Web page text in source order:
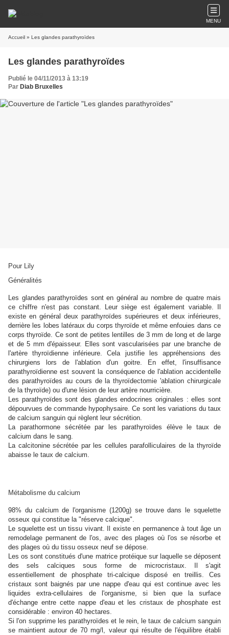
MENU
Accueil » Les glandes parathyroïdes
Les glandes parathyroïdes
Publié le 04/11/2013 à 13:19
Par Diab Bruxelles
Pour Lily
Généralités
Les glandes parathyroïdes sont en général au nombre de quatre mais
ce chiffre n'est pas constant. Leur siège est également variable. Il
existe en général deux parathyroïdes supérieures et deux inférieures,
derrière les lobes latéraux du corps thyroïde et même enfouies dans ce
corps thyroïde. Ce sont de petites lentilles de 3 mm de long et de large
et de 5 mm d'épaisseur. Elles sont vascularisées par une branche de
l'artère thyroïdienne inférieure. Cela justifie les appréhensions des
chirurgiens lors de l'ablation d'un goitre. En effet, l'insuffisance
parathyroïdienne est souvent la conséquence de l'ablation accidentelle
des parathyroïdes au cours de la thyroïdectomie 'ablation chirurgicale
de la thyroïde) ou d'une lésion de leur artère nourricière.
Les parathyroïdes sont des glandes endocrines originales : elles sont
dépourvues de commande hypophysaire. Ce sont les variations du taux
de calcium sanguin qui règlent leur sécrétion.
La parathormone sécrétée par les parathyroïdes élève le taux de
calcium dans le sang.
La calcitonine sécrétée par les cellules parafolliculaires de la thyroïde
abaisse le taux de calcium.
Métabolisme du calcium
98% du calcium de l'organisme (1200g) se trouve dans le squelette
osseux qui constitue la "réserve calcique".
Le squelette est un tissu vivant. Il existe en permanence à tout âge un
remodelage permanent de l'os, avec des plages où l'os se résorbe et
des plages où du tissu osseux neuf se dépose.
Les os sont constitués d'une matrice protéique sur laquelle se déposent
des sels calciques sous forme de microcristaux. Il s'agit
essentiellement de phosphate tri-calcique disposé en treillis. Ces
cristaux sont baignés par une nappe d'eau qui est continue avec les
liquides extra-cellulaires de l'organisme, si bien que la surface
d'échange entre cette nappe d'eau et les cristaux de phosphate est
considérable : environ 40 hectares.
Si l'on supprime les parathyroïdes et le rein, le taux de calcium sanguin
se maintient autour de 70 mg/l, valeur qui résulte de l'équilibre établi